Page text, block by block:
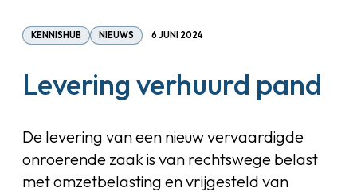
KENNISHUB NIEUWS 6 JUNI 2024
Levering verhuurd pand
De levering van een nieuw vervaardigde
onroerende zaak is van rechtswege belast
met omzetbelasting en vrijgesteld van